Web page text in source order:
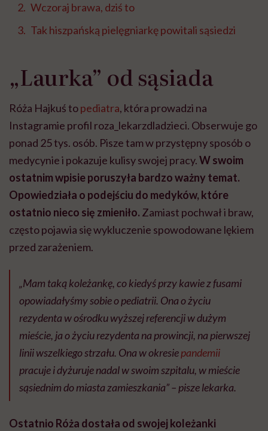
Wczoraj brawa, dziś to
Tak hiszpańską pielęgniarkę powitali sąsiedzi
„Laurka” od sąsiada
Róża Hajkuś topediatra, która prowadzi na
Instagramie profil roza_lekarzdladzieci. Obserwuje go
ponad 25 tys. osób. Pisze tam w przystępny sposób o
medycynie i pokazuje kulisy swojej pracy.W swoim
ostatnim wpisie poruszyła bardzo ważny temat.
Opowiedziała o podejściu do medyków, które
ostatnio nieco się zmieniło. Zamiast pochwał i braw,
często pojawia się wykluczenie spowodowane lękiem
przed zarażeniem.
„Mam taką koleżankę, co kiedyś przy kawie z fusami
opowiadałyśmy sobie o pediatrii. Ona o życiu
rezydenta w ośrodku wyższej referencji w dużym
mieście, ja o życiu rezydenta na prowincji, na pierwszej
linii wszelkiego strzału. Ona w okresiepandemii
pracuje i dyżuruje nadal w swoim szpitalu, w mieście
sąsiednim do miasta zamieszkania” – pisze lekarka.
Ostatnio Róża dostała od swojej koleżanki